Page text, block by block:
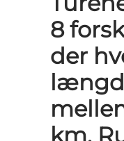
8
der
km.